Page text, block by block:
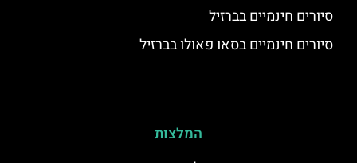
סיורים חינמיים בברזיל
סיורים חינמיים בסאו פאולו בברזיל
המלצות